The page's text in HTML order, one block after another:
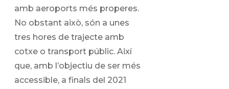
amb aeroports més properes.
No obstant això, són a unes
tres hores de trajecte amb
cotxe o transport públic. Així
que, amb l’objectiu de ser més
accessible, a finals del 2021